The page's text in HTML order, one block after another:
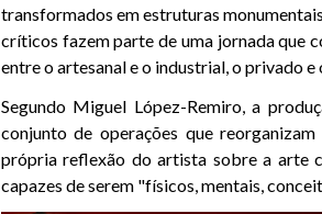
transformados em estruturas
críticos fazem parte de uma jornada que
entre o artesanal e o industrial, o privado
Segundo Miguel López-Remiro, a
conjunto de operações que
própria reflexão do artista sobre a arte
capazes de serem "físicos, mentais,